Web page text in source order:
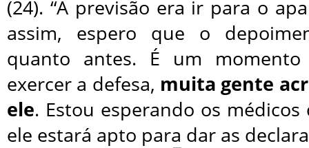
(24). “A previsão era ir para o
assim, espero que o
quanto antes. É um
exercer a defesa, muita gente
ele. Estou esperando os
ele estará apto para dar as